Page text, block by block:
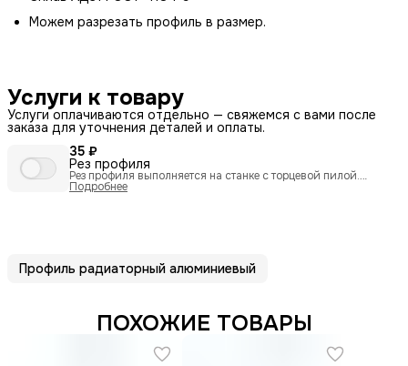
Можем разрезать профиль в размер.
Услуги к товару
Услуги оплачиваются отдельно — свяжемся с вами после
заказа для уточнения деталей и оплаты.
35 ₽
Рез профиля
Рез профиля выполняется на станке с торцевой пилой.
Технология гарантирует прямолинейность реза и отсутствие
Подробнее
Профиль радиаторный алюминиевый
ПОХОЖИЕ ТОВАРЫ